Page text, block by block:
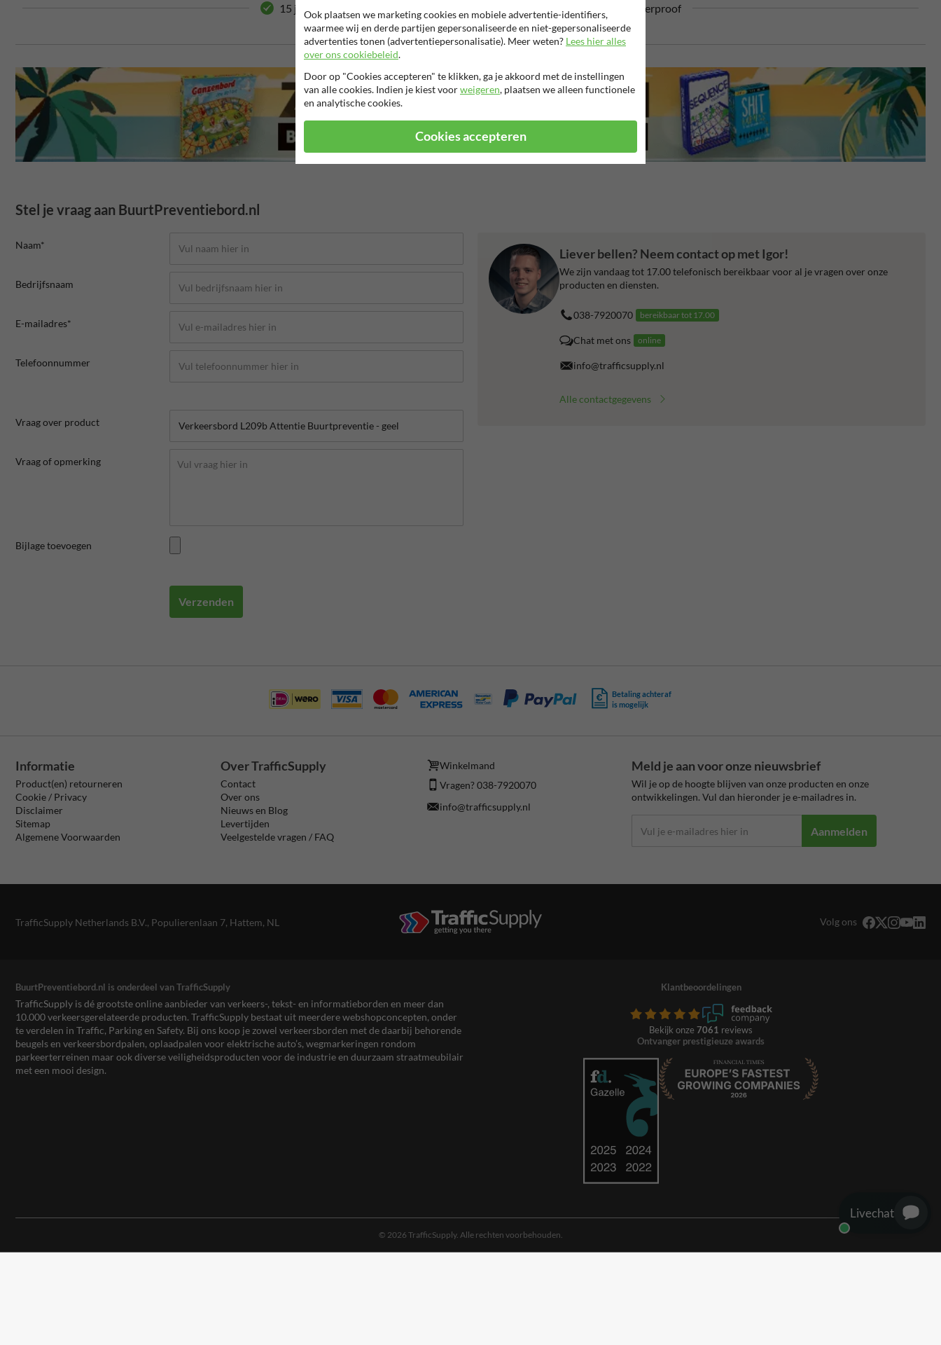
15 jaar garantie op reflecterende folie 99% Hufterproof
Stel je vraag aan BuurtPreventiebord.nl
Naam*
Bedrijfsnaam
E-mailadres*
Telefoonnummer
Vraag over product
Vraag of opmerking
Bijlage toevoegen
Verzenden
Liever bellen? Neem contact op met Igor!
We zijn vandaag tot 17.00 telefonisch bereikbaar voor al je vragen over onze
producten en diensten.
038-7920070 bereikbaar tot 17.00
Chat met ons online
info@trafficsupply.nl
Alle contactgegevens
Betaling achteraf
is mogelijk
Informatie
Product(en) retourneren
Cookie / Privacy
Disclaimer
Sitemap
Algemene Voorwaarden
Over TrafficSupply
Contact
Over ons
Nieuws en Blog
Levertijden
Veelgestelde vragen / FAQ
Winkelmand
Vragen? 038-7920070
info@trafficsupply.nl
Meld je aan voor onze nieuwsbrief
Wil je op de hoogte blijven van onze producten en onze
ontwikkelingen. Vul dan hieronder je e-mailadres in.
Aanmelden
TrafficSupply Netherlands B.V., Populierenlaan 7, Hattem, NL Volg ons
BuurtPreventiebord.nl is onderdeel van TrafficSupply
TrafficSupply is dé grootste online aanbieder van verkeers-, tekst- en informatieborden en meer dan
10.000 verkeersgerelateerde producten. TrafficSupply bestaat uit meerdere webshopconcepten, onder
te verdelen in Traffic, Parking en Safety. Bij ons koop je zowel verkeersborden met de daarbij behorende
beugels en verkeersbordpalen, oplaadpalen voor elektrische auto’s, wegmarkeringen rondom
parkeerterreinen maar ook diverse veiligheidsproducten voor de industrie en duurzaam straatmeubilair
met een mooi design.
Klantbeoordelingen
Bekijk onze 7061 reviews
Ontvanger prestigieuze awards
© 2026 TrafficSupply. Alle rechten voorbehouden.
Ook plaatsen we marketing cookies en mobiele advertentie-identifiers,
waarmee wij en derde partijen gepersonaliseerde en niet-gepersonaliseerde
advertenties tonen (advertentiepersonalisatie). Meer weten? Lees hier alles
over ons cookiebeleid.
Door op "Cookies accepteren" te klikken, ga je akkoord met de instellingen
van alle cookies. Indien je kiest voorweigeren, plaatsen we alleen functionele
en analytische cookies.
Cookies accepteren
Livechat